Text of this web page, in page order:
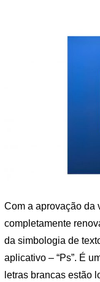
Com a aprovação da
completamente
da simbologia de
aplicativo – “Ps”. É
letras brancas estão